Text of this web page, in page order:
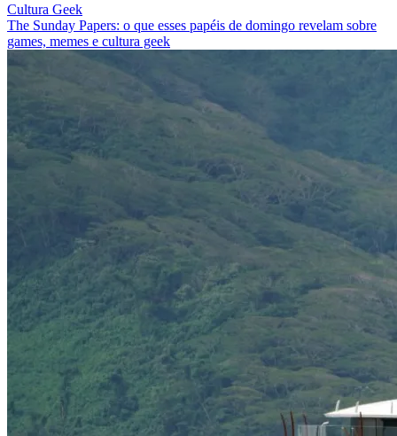
Cultura Geek
The Sunday Papers: o que esses papéis de domingo revelam sobre
games, memes e cultura geek